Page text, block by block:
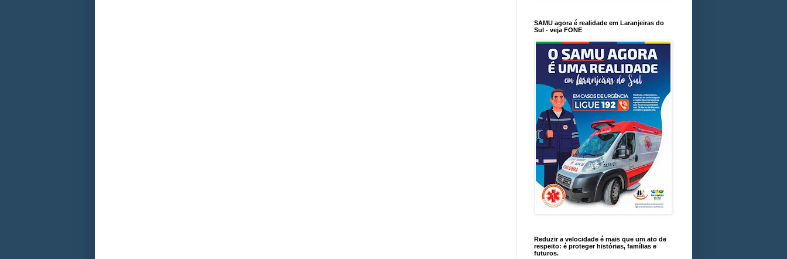
SAMU agora é realidade em Laranjeiras do
Sul - veja FONE
Reduzir a velocidade é mais que um ato de
respeito: é proteger histórias, famílias e
futuros.